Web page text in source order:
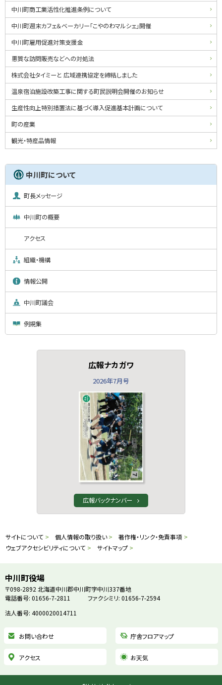
メ
ニ
ュ
ー
中川町商工業活性化推進条例について
中川町週末カフェ＆ベーカリー「こやのわマルシェ」開催
中川町雇用促進対策支援金
悪質な訪問販売などへの対処法
株式会社タイミーと 広域連携協定を締結しました
温泉宿泊施設改築工事に関する町民説明会開催のお知らせ
生産性向上特別措置法に基づく導入促進基本計画について
町の産業
観光・特産品情報
中川町について
町長メッセージ
中川町の概要
アクセス
組織・機構
情報公開
中川町議会
例規集
広報ナカガワ
2026年7月号
広報バックナンバー
文
る
メ
ニ
サ
ト
情
報
サイトについて 個人情報の取り扱い
著作権・リンク・免責事項
ウェブアクセシビリティについて
サイトマップ
中川町役場
〒098-2892 北海道中川郡中川町字中川337番地
電話番号: 01656-7-2811
ファクシミリ: 01656-7-2594
法人番号: 4000020014711
お問い合わせ 庁舎フロアマップ
アクセス お天気